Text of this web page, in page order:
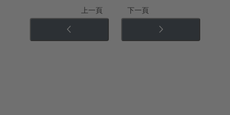
上一頁 下一頁